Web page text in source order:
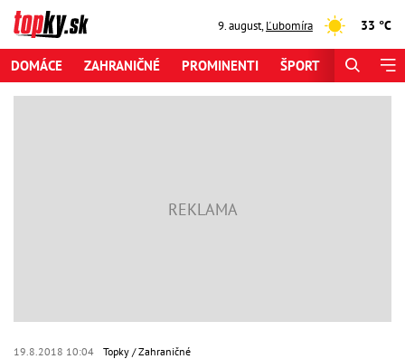
9. august,Ľubomíra 33 °C
DOMÁCE ZAHRANIČNÉ PROMINENTI ŠPORT
19.8.2018 10:04 Topky Zahraničné